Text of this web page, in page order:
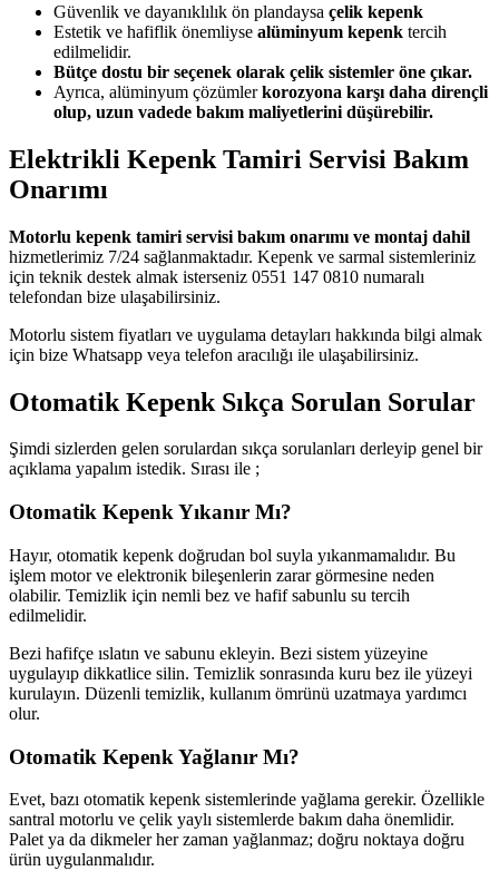
Güvenlik ve dayanıklılık ön plandaysa çelik kepenk
Estetik ve hafiflik önemliyse alüminyum kepenk tercih
edilmelidir.
Bütçe dostu bir seçenek olarak çelik sistemler öne çıkar.
Ayrıca, alüminyum çözümlerkorozyona karşı daha dirençli
olup, uzun vadede bakım maliyetlerini düşürebilir.
Elektrikli Kepenk Tamiri Servisi Bakım
Onarımı
Motorlu kepenk tamiri servisi bakım onarımı ve montaj dahil
hizmetlerimiz 7/24 sağlanmaktadır. Kepenk ve sarmal sistemleriniz
için teknik destek almak isterseniz 0551 147 0810 numaralı
telefondan bize ulaşabilirsiniz.
Motorlu sistem fiyatları ve uygulama detayları hakkında bilgi almak
için bize Whatsapp veya telefon aracılığı ile ulaşabilirsiniz.
Otomatik Kepenk Sıkça Sorulan Sorular
Şimdi sizlerden gelen sorulardan sıkça sorulanları derleyip genel bir
açıklama yapalım istedik. Sırası ile ;
Otomatik Kepenk Yıkanır Mı?
Hayır, otomatik kepenk doğrudan bol suyla yıkanmamalıdır. Bu
işlem motor ve elektronik bileşenlerin zarar görmesine neden
olabilir. Temizlik için nemli bez ve hafif sabunlu su tercih
edilmelidir.
Bezi hafifçe ıslatın ve sabunu ekleyin. Bezi sistem yüzeyine
uygulayıp dikkatlice silin. Temizlik sonrasında kuru bez ile yüzeyi
kurulayın. Düzenli temizlik, kullanım ömrünü uzatmaya yardımcı
olur.
Otomatik Kepenk Yağlanır Mı?
Evet, bazı otomatik kepenk sistemlerinde yağlama gerekir. Özellikle
santral motorlu ve çelik yaylı sistemlerde bakım daha önemlidir.
Palet ya da dikmeler her zaman yağlanmaz; doğru noktaya doğru
ürün uygulanmalıdır.